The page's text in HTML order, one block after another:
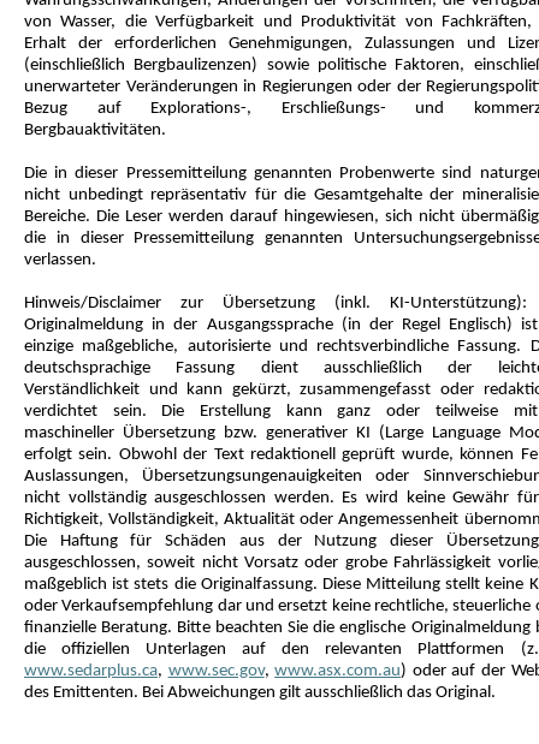
von Wasser, die Verfügbarkeit und Produktivität von Fachkräften,
Erhalt der erforderlichen Genehmigungen, Zulassungen und
(einschließlich Bergbaulizenzen) sowie politische Faktoren,
unerwarteter Veränderungen in Regierungen oder der
Bezug auf Explorations-, Erschließungs- und
Bergbauaktivitäten.
Die in dieser Pressemitteilung genannten Probenwerte sind
nicht unbedingt repräsentativ für die Gesamtgehalte der
Bereiche. Die Leser werden darauf hingewiesen, sich nicht
die in dieser Pressemitteilung genannten
verlassen.
Hinweis/Disclaimer zur Übersetzung (inkl. KI-Unterstützung):
Originalmeldung in der Ausgangssprache (in der Regel Englisch)
einzige maßgebliche, autorisierte und rechtsverbindliche Fassung.
deutschsprachige Fassung dient ausschließlich der
Verständlichkeit und kann gekürzt, zusammengefasst oder
verdichtet sein. Die Erstellung kann ganz oder teilweise
maschineller Übersetzung bzw. generativer KI (Large Language
erfolgt sein. Obwohl der Text redaktionell geprüft wurde, können
Auslassungen, Übersetzungsungenauigkeiten oder
nicht vollständig ausgeschlossen werden. Es wird keine Gewähr
Richtigkeit, Vollständigkeit, Aktualität oder Angemessenheit
Die Haftung für Schäden aus der Nutzung dieser
ausgeschlossen, soweit nicht Vorsatz oder grobe Fahrlässigkeit
maßgeblich ist stets die Originalfassung. Diese Mitteilung stellt keine
oder Verkaufsempfehlung dar und ersetzt keine rechtliche, steuerliche
finanzielle Beratung. Bitte beachten Sie die englische Originalmeldung
die offiziellen Unterlagen auf den relevanten Plattformen
www.sedarplus.ca, www.sec.gov,www.asx.com.au) oder auf der
des Emittenten. Bei Abweichungen gilt ausschließlich das Original.